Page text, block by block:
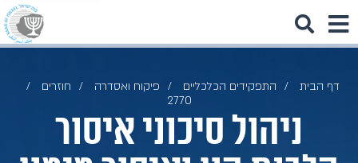
דף הבית התפקידים הכלכליים פיקוח ואסדרה
חוזרים
2770
ניהול סיכוני איסור